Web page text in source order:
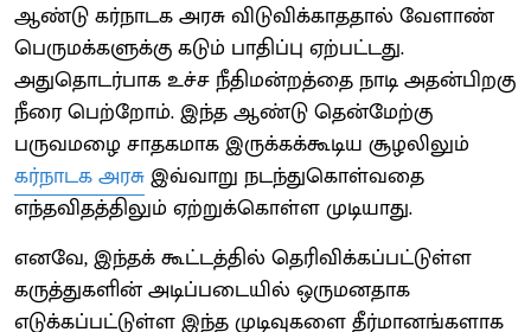
ஆண்டு கர்நாடக அரசு விடுவிக்காததால் வேளாண்
பெருமக்களுக்கு கடும் பாதிப்பு ஏற்பட்டது.
அதுதொடர்பாக உச்ச நீதிமன்றத்தை நாடி அதன்பிறகு
நீரை பெற்றோம். இந்த ஆண்டு தென்மேற்கு
பருவமழை சாதகமாக இருக்கக்கூடிய சூழலிலும்
கர்நாடக அரசுஇவ்வாறு நடந்துகொள்வதை
எந்தவிதத்திலும் ஏற்றுக்கொள்ள முடியாது.
எனவே, இந்தக் கூட்டத்தில் தெரிவிக்கப்பட்டுள்ள
கருத்துகளின் அடிப்படையில் ஒருமனதாக
எடுக்கப்பட்டுள்ள இந்த முடிவுகளை தீர்மானங்களாக